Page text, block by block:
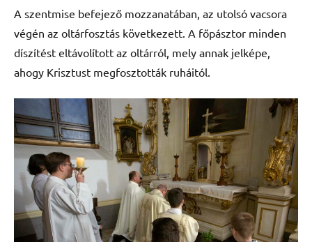
A szentmise befejező mozzanatában, az utolsó vacsora
végén az oltárfosztás következett. A főpásztor minden
díszítést eltávolított az oltárról, mely annak jelképe,
ahogy Krisztust megfosztották ruháitól.